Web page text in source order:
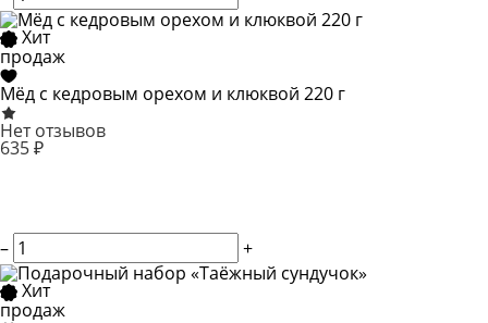
Хит
продаж
Мёд с кедровым орехом и клюквой 220 г
Нет отзывов
635 ₽
–
+
Хит
продаж